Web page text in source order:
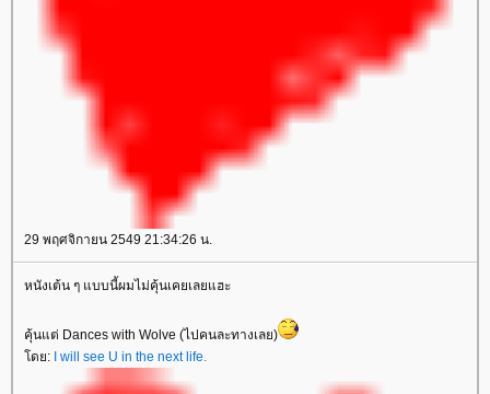
29 พฤศจิกายน 2549 21:34:26 น.
หนังเต้น ๆ แบบนี้ผมไม่คุ้นเคยเลยแฮะ
คุ้นแต่ Dances with Wolve (ไปคนละทางเลย)
ดย:
I will see U in the next life.